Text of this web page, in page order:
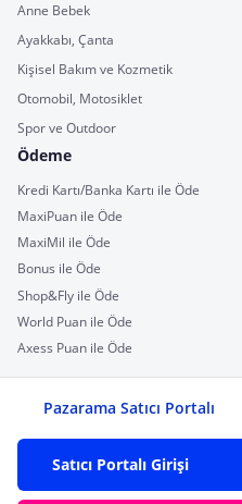
Anne Bebek
Ayakkabı, Çanta
Kişisel Bakım ve Kozmetik
Otomobil, Motosiklet
Spor ve Outdoor
Ödeme
Kredi Kartı/Banka Kartı ile Öde
MaxiPuan ile Öde
MaxiMil ile Öde
Bonus ile Öde
Shop&Fly ile Öde
World Puan ile Öde
Axess Puan ile Öde
Pazarama Satıcı Portalı
Satıcı Portalı Girişi